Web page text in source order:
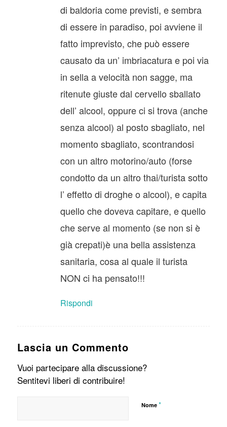
di baldoria come previsti, e sembra
di essere in paradiso, poi avviene il
fatto imprevisto, che può essere
causato da un’ imbriacatura e poi via
in sella a velocità non sagge, ma
ritenute giuste dal cervello sballato
dell’ alcool, oppure ci si trova (anche
senza alcool) al posto sbagliato, nel
momento sbagliato, scontrandosi
con un altro motorino/auto (forse
condotto da un altro thai/turista sotto
l’ effetto di droghe o alcool), e capita
quello che doveva capitare, e quello
che serve al momento (se non si è
già crepati)è una bella assistenza
sanitaria, cosa al quale il turista
NON ci ha pensato!!!
Rispondi
Lascia un Commento
Vuoi partecipare alla discussione?
Sentitevi liberi di contribuire!
Nome *